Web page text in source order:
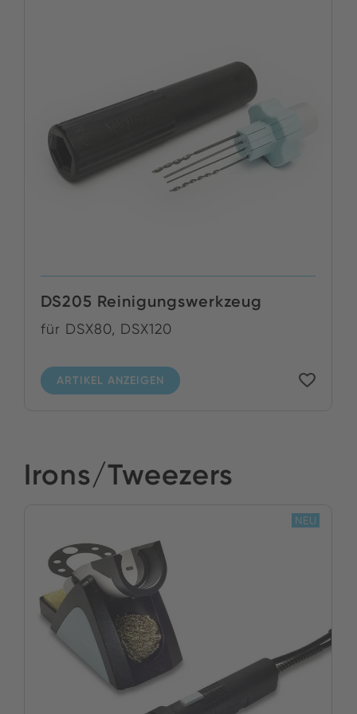
DS205 Reinigungswerkzeug
für DSX80, DSX120
ARTIKEL ANZEIGEN
Irons/Tweezers
NEU